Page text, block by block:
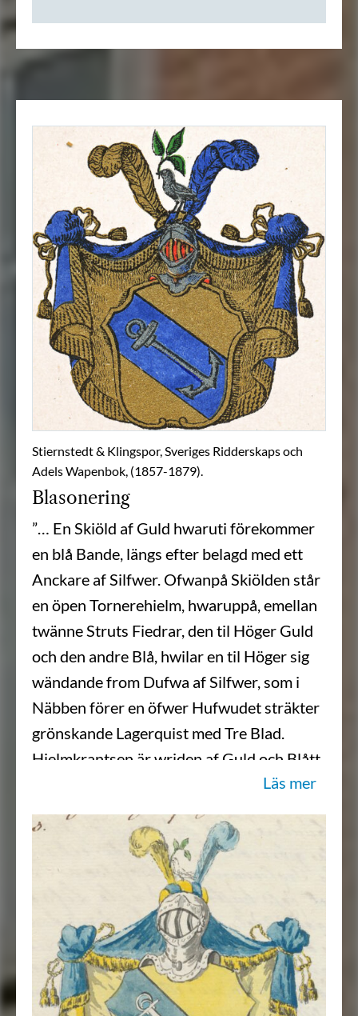
Stiernstedt & Klingspor, Sveriges Ridderskaps och
Adels Wapenbok, (1857-1879).
Blasonering
”… En Skiöld af Guld hwaruti förekommer
en blå Bande, längs efter belagd med ett
Anckare af Silfwer. Ofwanpå Skiölden står
en öpen Tornerehielm, hwaruppå, emellan
twänne Struts Fiedrar, den til Höger Guld
och den andre Blå, hwilar en til Höger sig
wändande from Dufwa af Silfwer, som i
Näbben förer en öfwer Hufwudet sträkter
grönskande Lagerquist med Tre Blad.
Hielmkrantsen är wriden af Guld och Blått,
och Wapentäcket är Blått, underfordrat
med nysznämde Metall, samt upbundit och
ziradt med Guld, snören och Frantsar.
Aldeles som samma Wapn med sine rätta
och egenteliga Färgor här nedanföre
afmåladt finnes.”
Sköldebrevet i original, RHA.
Transkription: Göran Mörner, 2017-05-
20.
Läs mer